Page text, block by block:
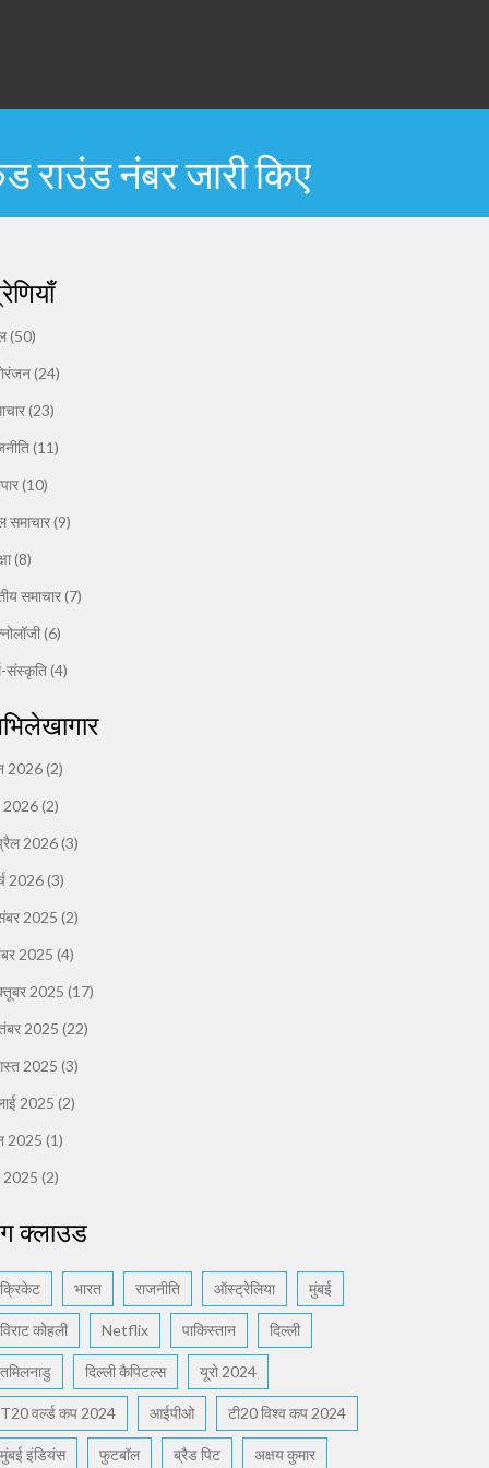
नंबर जारी किए
(50)
(24)
(23)
(11)
(10)
समाचार(9)
(8)
समाचार(7)
(6)
संस्कृति(4)
2026(2)
2026(2)
2026(3)
2026(3)
2025 (2)
2025 (4)
2025 (17)
2025 (22)
2025 (3)
2025 (2)
2025 (1)
2025 (2)
क्लाउड
क्रिकेट भारत राजनीति ऑस्ट्रेलिया मुंबई
विराट कोहली Netflix पाकिस्तान दिल्ली
तमिलनाडु दिल्ली कैपिटल्स यूरो 2024
T20 वर्ल्ड कप 2024 आईपीओ टी20 विश्व कप 2024
मुंबई इंडियंस फुटबॉल ब्रैड पिट अक्षय कुमार